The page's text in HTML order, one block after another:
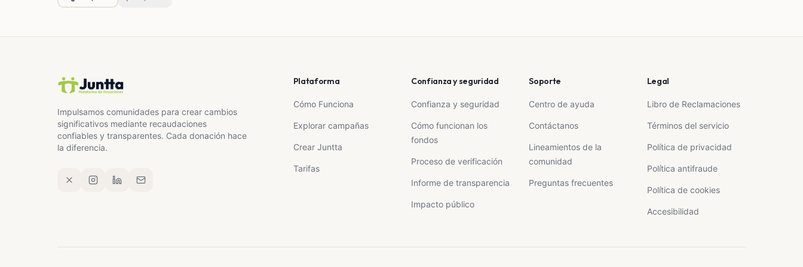
Impulsamos comunidades para crear cambios
significativos mediante recaudaciones
confiables y transparentes. Cada donación hace
la diferencia.
Plataforma
Cómo Funciona
Explorar campañas
Crear Juntta
Tarifas
Confianza y seguridad
Confianza y seguridad
Cómo funcionan los
fondos
Proceso de verificación
Informe de transparencia
Impacto público
Soporte
Centro de ayuda
Contáctanos
Lineamientos de la
comunidad
Preguntas frecuentes
Legal
Libro de Reclamaciones
Términos del servicio
Política de privacidad
Política antifraude
Política de cookies
Accesibilidad